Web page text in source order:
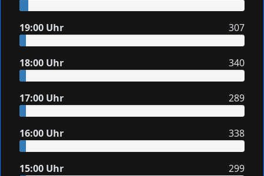
19:00 Uhr 307
18:00 Uhr 340
17:00 Uhr 289
16:00 Uhr 338
15:00 Uhr 299